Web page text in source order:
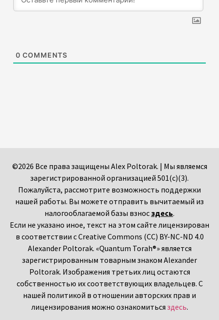
0 COMMENTS
©2026 Все права защищены Alex Poltorak. | Мы являемся
зарегистрированной организацией 501(c)(3).
Пожалуйста, рассмотрите возможность поддержки
нашей работы. Вы можете отправить вычитаемый из
налогооблагаемой базы взнос здесь.
Если не указано иное, текст на этом сайте лицензирован
в соответствии с Creative Commons (CC) BY-NC-ND 4.0
Alexander Poltorak. «Quantum Torah®» является
зарегистрированным товарным знаком Alexander
Poltorak. Изображения третьих лиц остаются
собственностью их соответствующих владельцев. С
нашей политикой в отношении авторских прав и
лицензирования можно ознакомиться здесь.